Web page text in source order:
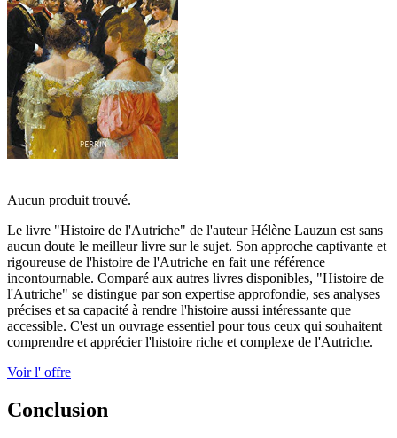
Aucun produit trouvé.
Le livre "Histoire de l'Autriche" de l'auteur Hélène Lauzun est sans
aucun doute le meilleur livre sur le sujet. Son approche captivante et
rigoureuse de l'histoire de l'Autriche en fait une référence
incontournable. Comparé aux autres livres disponibles, "Histoire de
l'Autriche" se distingue par son expertise approfondie, ses analyses
précises et sa capacité à rendre l'histoire aussi intéressante que
accessible. C'est un ouvrage essentiel pour tous ceux qui souhaitent
comprendre et apprécier l'histoire riche et complexe de l'Autriche.
Voir l' offre
Conclusion